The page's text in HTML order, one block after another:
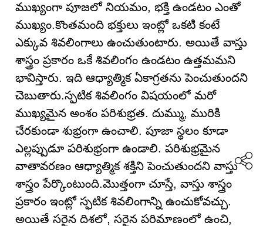
ముఖ్యంగా పూజలో నియమం, భక్తి ఉండటం ఎంతో
ముఖ్యం.కొంతమంది భక్తులు ఇంట్లో ఒకటి కంటే
ఎక్కువ శివలింగాలు ఉంచుతుంటారు. అయితే వాస్తు
శాస్త్రం ప్రకారం ఒకే శివలింగం ఉండటం ఉత్తమమని
భావిస్తారు. ఇది ఆధ్యాత్మిక ఏకాగ్రతను పెంచుతుందని
చెబుతారు.స్ఫటిక శివలింగం విషయంలో మరో
ముఖ్యమైన అంశం పరిశుభ్రత. దుమ్ము, మురికి
చేరకుండా శుభ్రంగా ఉంచాలి. పూజా స్థలం కూడా
ఎల్లప్పుడూ పరిశుభ్రంగా ఉండాలి. పరిశుభ్రమైన
వాతావరణం ఆధ్యాత్మిక శక్తిని పెంచుతుందని వాస్తు
శాస్త్రం పేర్కొంటుంది.మొత్తంగా చూస్తే, వాస్తు శాస్త్రం
ప్రకారం ఇంట్లో స్ఫటిక శివలింగాన్ని ఉంచుకోవచ్చు.
అయితే సరైన దిశలో, సరైన పరిమాణంలో ఉంచి,